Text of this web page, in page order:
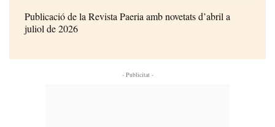
Publicació de la Revista Paeria amb novetats d’abril a
juliol de 2026
- Publicitat -